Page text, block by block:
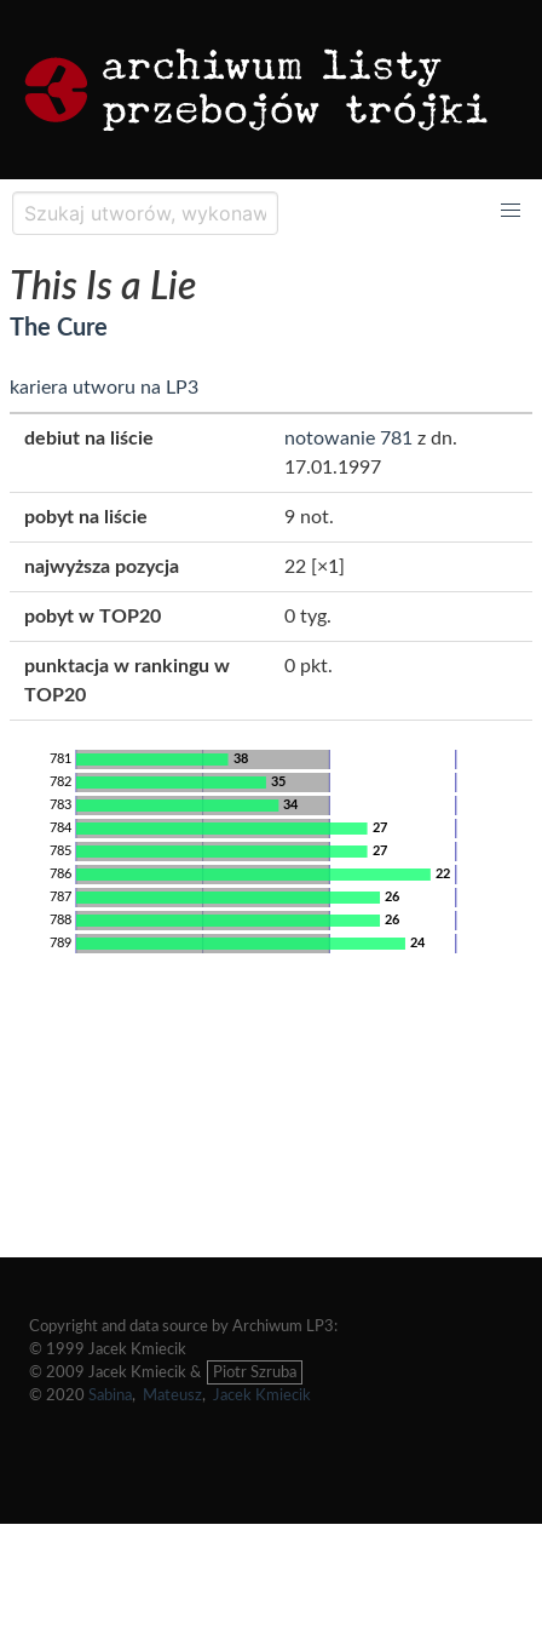
This Is a Lie
The Cure
kariera utworu na LP3
debiut na liście notowanie 781 z dn.
17.01.1997
pobyt na liście 9 not.
najwyższa pozycja 22 [×1]
pobyt w TOP20 0 tyg.
punktacja w rankingu w
TOP20
0 pkt.
38
781
35
782
34
783
27
784
27
785
22
786
26
787
26
788
24
789
Copyright and data source by Archiwum LP3:
© 1999 Jacek Kmiecik
© 2009 Jacek Kmiecik &
Piotr Szruba
© 2020 Sabina, Mateusz, Jacek Kmiecik